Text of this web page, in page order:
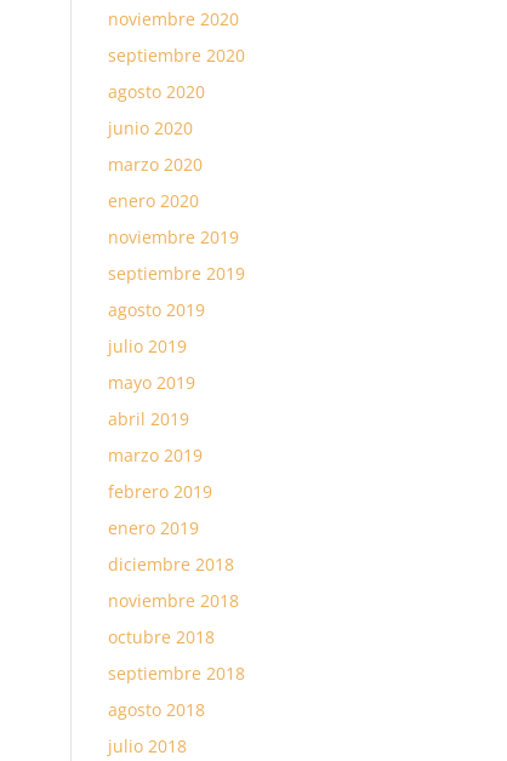
noviembre 2020
septiembre 2020
agosto 2020
junio 2020
marzo 2020
enero 2020
noviembre 2019
septiembre 2019
agosto 2019
julio 2019
mayo 2019
abril 2019
marzo 2019
febrero 2019
enero 2019
diciembre 2018
noviembre 2018
octubre 2018
septiembre 2018
agosto 2018
julio 2018